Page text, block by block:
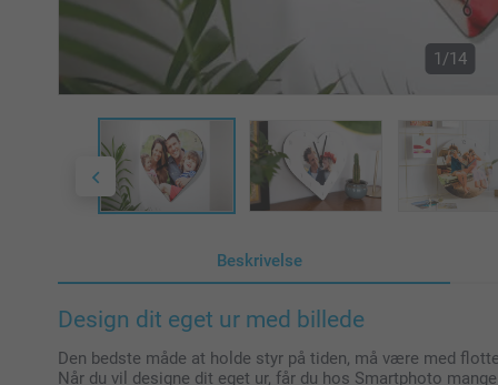
1/14
Beskrivelse
Design dit eget ur med billede
Den bedste måde at holde styr på tiden, må være med
Når du vil designe dit eget ur, får du hos Smartphoto